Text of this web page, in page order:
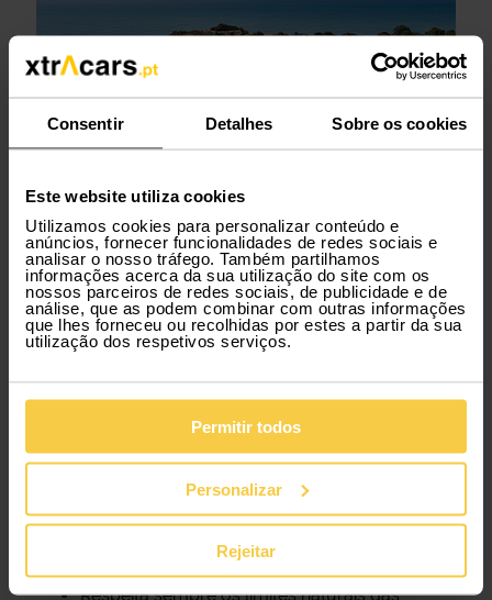
Consentir Detalhes Sobre os cookies
Este website utiliza cookies
Utilizamos cookies para personalizar conteúdo e
anúncios, fornecer funcionalidades de redes sociais e
analisar o nosso tráfego. Também partilhamos
informações acerca da sua utilização do site com os
nossos parceiros de redes sociais, de publicidade e de
análise, que as podem combinar com outras informações
que lhes forneceu ou recolhidas por estes a partir da sua
utilização dos respetivos serviços.
Permitir todos
Personalizar
Rejeitar
Dicas práticas para fazeres o Percurso dos Sete
Vales Suspensos.
com conforto e segurança:
Leva bastante água, uma vez que não
existem pontos de abastecimento
Calça sapatos confortáveis e aderentes
Evita as horas de maior calor, especialmente
Verifica o tempo antes de sair
Respeita sempre os limites naturais das